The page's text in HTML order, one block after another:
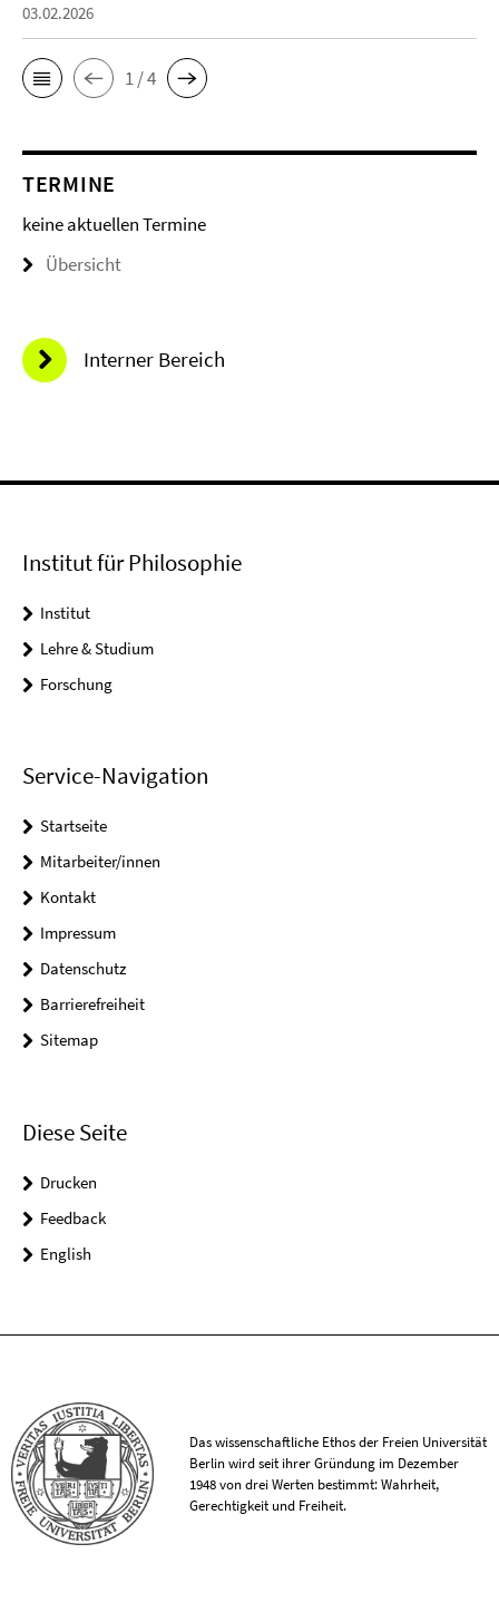
03.02.2026
1 / 4
TERMINE
keine aktuellen Termine
Übersicht
Interner Bereich
Institut für Philosophie
Institut
Lehre & Studium
Forschung
Service-Navigation
Startseite
Mitarbeiter/innen
Kontakt
Impressum
Datenschutz
Barrierefreiheit
Sitemap
Diese Seite
Drucken
Feedback
English
Das wissenschaftliche Ethos der Freien Universität
Berlin wird seit ihrer Gründung im Dezember
1948 von drei Werten bestimmt: Wahrheit,
Gerechtigkeit und Freiheit.